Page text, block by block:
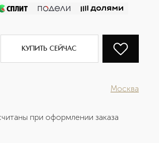
КУПИТЬ СЕЙЧАС
Москва
при оформлении заказа